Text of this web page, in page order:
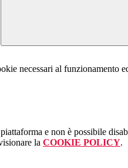
necessari al funzionamento
e non è possibile
la COOKIE POLICY.